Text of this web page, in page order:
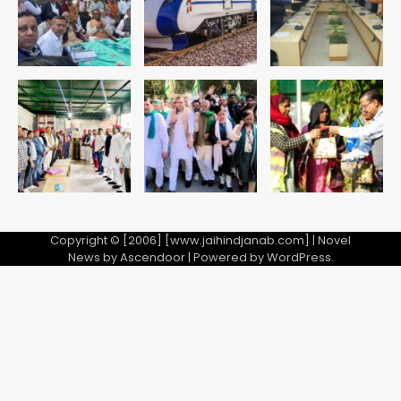
Copyright © [2006] [www.jaihindjanab.com] | Novel
News byAscendoor| Powered byWordPress.